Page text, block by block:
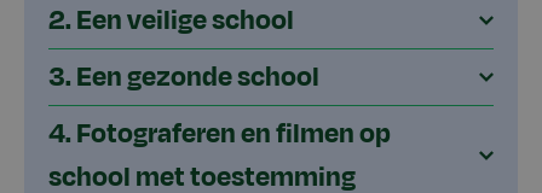
2. Een veilige school
3. Een gezonde school
4. Fotograferen en filmen op
school met toestemming